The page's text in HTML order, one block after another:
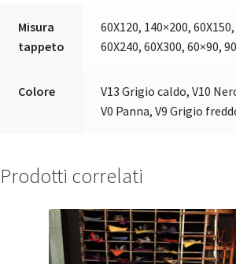
Misura
tappeto
60X120, 140×200,
60X240, 60X300, 60×90,
Colore
V13 Grigio caldo, V10
V0 Panna, V9 Grigio
Prodotti correlati